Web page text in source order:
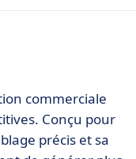
commerciale
Conçu pour
précis et sa